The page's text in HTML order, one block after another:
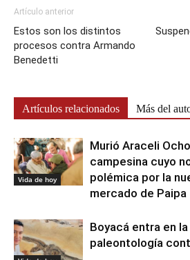
Artículo anterior
Estos son los distintos
procesos contra Armando
Benedetti
Artículos relacionados Más del
Vida de hoy
Murió Araceli
campesina cuyo
polémica por la
mercado de Paipa
Boyacá entra en
paleontología